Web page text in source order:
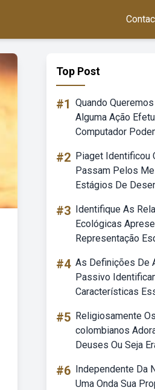
Top Post
#1 Quando
Alguma Ação
Computador
#2 Piaget Identificou
Passam Pelos
Estágios De
#3 Identifique As
Ecológicas
Representação
#4 As Definições De
Passivo
Características
#5 Religiosamente
colombianos
Deuses Ou Seja
#6 Independente Da
Uma Onda Sua